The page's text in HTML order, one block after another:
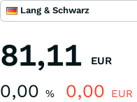
Lang & Schwarz
81,11 EUR
0,00 % 0,00 EUR